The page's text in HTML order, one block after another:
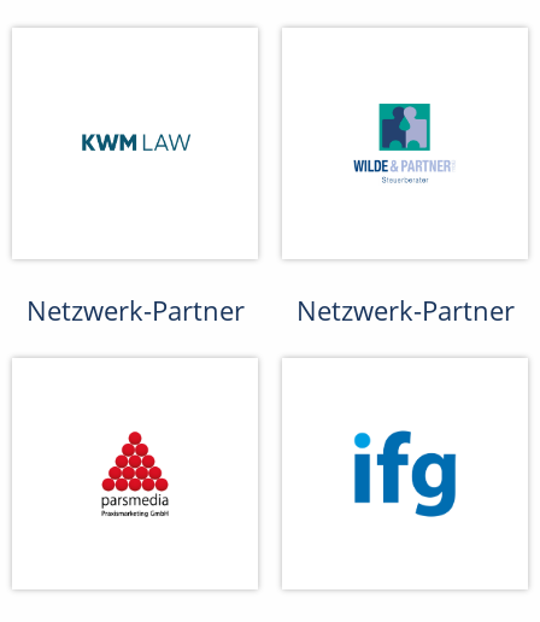
Netzwerk-Partner Netzwerk-Partner